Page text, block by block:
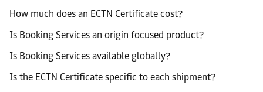
How much does an ECTN Certificate cost?
Is Booking Services an origin focused product?
Is Booking Services available globally?
Is the ECTN Certificate specific to each shipment?